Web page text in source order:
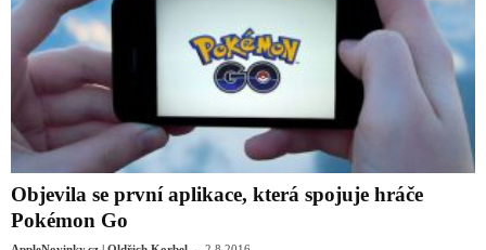
Objevila se první aplikace, která spojuje hráče
Pokémon Go